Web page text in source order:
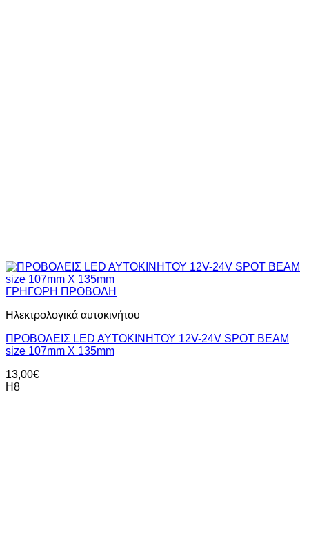
ΓΡΗΓΟΡΗ ΠΡΟΒΟΛΗ
Ηλεκτρολογικά αυτοκινήτου
ΠΡΟΒΟΛΕΙΣ LED AYTOKIΝΗΤΟΥ 12V-24V SPOT BEAM
size 107mm X 135mm
13,00€
H8